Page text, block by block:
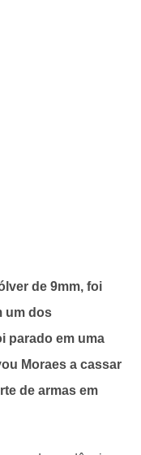
de 9mm, foi
um dos
parado em uma
Moraes a cassar
de armas em